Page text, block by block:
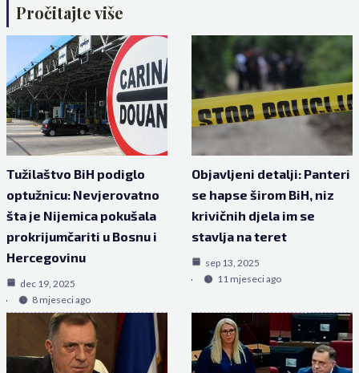
Pročitajte više
Tužilaštvo BiH podiglo
optužnicu: Nevjerovatno
šta je Nijemica pokušala
prokrijumčariti u Bosnu i
Hercegovinu
dec 19, 2025
8 mjeseci ago
Objavljeni detalji: Panteri
se hapse širom BiH, niz
krivičnih djela im se
stavlja na teret
sep 13, 2025
11 mjeseci ago